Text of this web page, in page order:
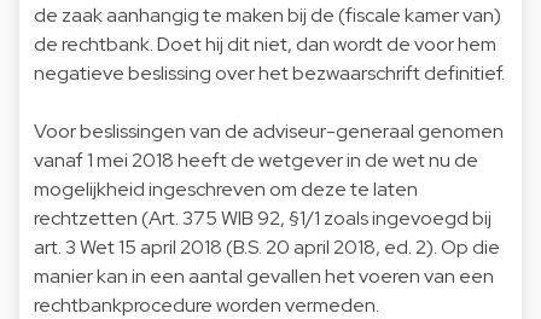
de zaak aanhangig te maken bij de (fiscale kamer van)
de rechtbank. Doet hij dit niet, dan wordt de voor hem
negatieve beslissing over het bezwaarschrift definitief.
Voor beslissingen van de adviseur-generaal genomen
vanaf 1 mei 2018 heeft de wetgever in de wet nu de
mogelijkheid ingeschreven om deze te laten
rechtzetten (Art. 375 WIB 92, §1/1 zoals ingevoegd bij
art. 3 Wet 15 april 2018 (B.S. 20 april 2018, ed. 2). Op die
manier kan in een aantal gevallen het voeren van een
rechtbankprocedure worden vermeden.